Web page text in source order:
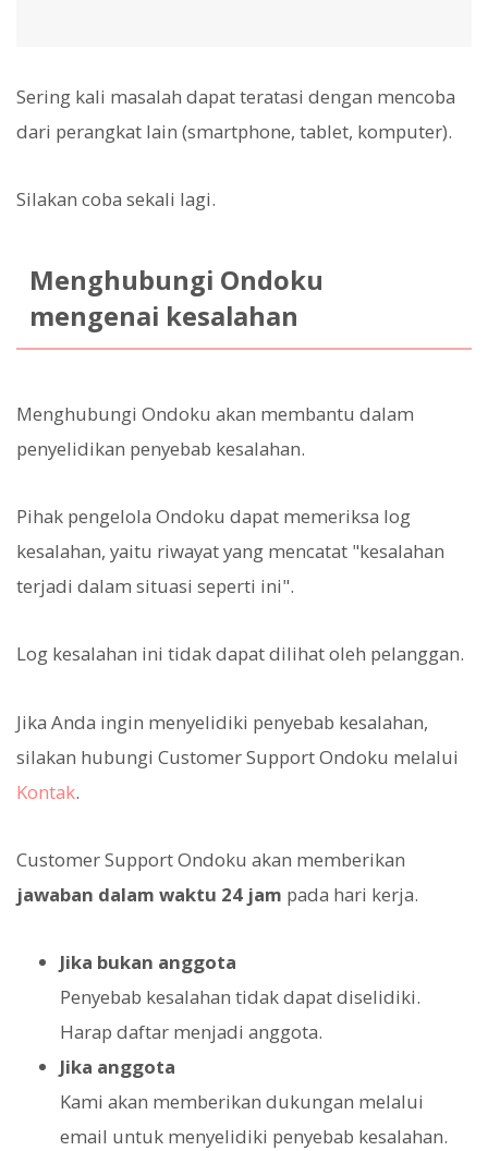
Sering kali masalah dapat teratasi dengan mencoba
dari perangkat lain (smartphone, tablet, komputer).
Silakan coba sekali lagi.
Menghubungi Ondoku
mengenai kesalahan
Menghubungi Ondoku akan membantu dalam
penyelidikan penyebab kesalahan.
Pihak pengelola Ondoku dapat memeriksa log
kesalahan, yaitu riwayat yang mencatat "kesalahan
terjadi dalam situasi seperti ini".
Log kesalahan ini tidak dapat dilihat oleh pelanggan.
Jika Anda ingin menyelidiki penyebab kesalahan,
silakan hubungi Customer Support Ondoku melalui
Kontak.
Customer Support Ondoku akan memberikan
jawaban dalam waktu 24 jam pada hari kerja.
Jika bukan anggota
Penyebab kesalahan tidak dapat diselidiki.
Harap daftar menjadi anggota.
Jika anggota
Kami akan memberikan dukungan melalui
email untuk menyelidiki penyebab kesalahan.